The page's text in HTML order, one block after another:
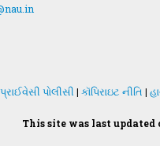
પ્રાઈવેસી પોલીસી | કૉપિરાઇટ નીતિ |
This site was last updated